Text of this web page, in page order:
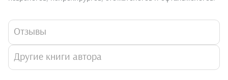
Отзывы
Другие книги автора